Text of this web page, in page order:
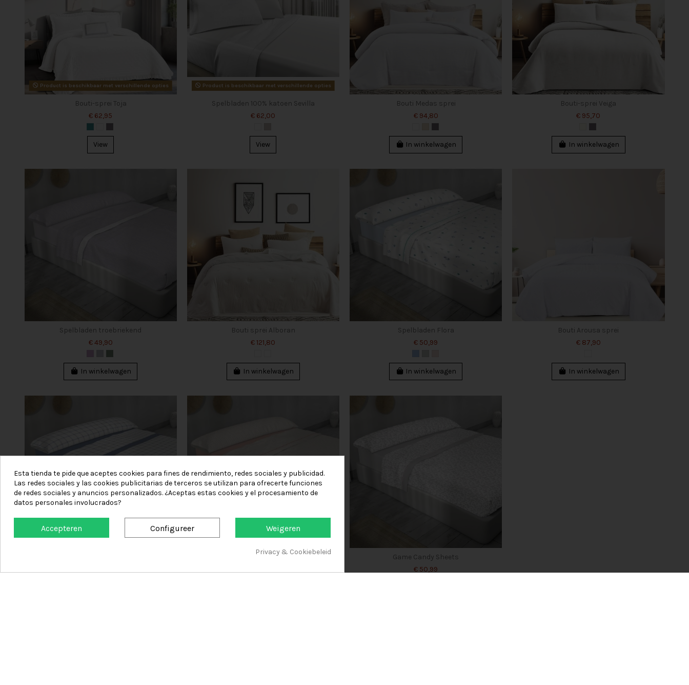
Product is beschikbaar met verschillende opties
Bouti-sprei Toja
€ 62,95
View
Product is beschikbaar met verschillende opties
Spelbladen 100% katoen Sevilla
€ 62,00
View
Bouti Medas sprei
€ 94,80
In winkelwagen
Bouti-sprei Veiga
€ 95,70
In winkelwagen
Spelbladen troebriekend
€ 49,90
In winkelwagen
Bouti sprei Alboran
€ 121,80
In winkelwagen
Spelbladen Flora
€ 50,99
In winkelwagen
Bouti Arousa sprei
€ 87,90
In winkelwagen
Game geknipte platen
Game Candy Sheets
€ 50,99
Esta tienda te pide que aceptes cookies para fines de rendimiento, redes sociales y publicidad.
Las redes sociales y las cookies publicitarias de terceros se utilizan para ofrecerte funciones
de redes sociales y anuncios personalizados. ¿Aceptas estas cookies y el procesamiento de
datos personales involucrados?
Accepteren Configureer Weigeren
Privacy & Cookiebeleid